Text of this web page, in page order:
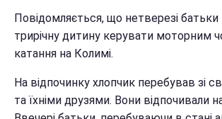
Повідомляється, що нетверезі
трирічну дитину керувати моторним
катання на Колимі.
На відпочинку хлопчик перебував зі
та їхніми друзями. Вони відпочивали